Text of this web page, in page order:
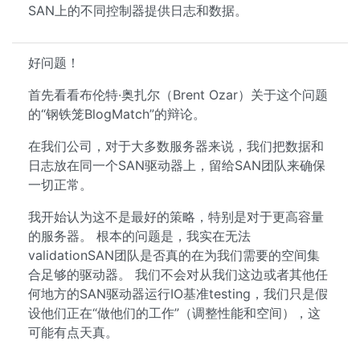
SAN上的不同控制器提供日志和数据。
好问题！
首先看看布伦特·奥扎尔（Brent Ozar）关于这个问题
的“钢铁笼BlogMatch”的辩论。
在我们公司，对于大多数服务器来说，我们把数据和
日志放在同一个SAN驱动器上，留给SAN团队来确保
一切正常。
我开始认为这不是最好的策略，特别是对于更高容量
的服务器。 根本的问题是，我实在无法
validationSAN团队是否真的在为我们需要的空间集
合足够的驱动器。 我们不会对从我们这边或者其他任
何地方的SAN驱动器运行IO基准testing，我们只是假
设他们正在“做他们的工作”（调整性能和空间），这
可能有点天真。